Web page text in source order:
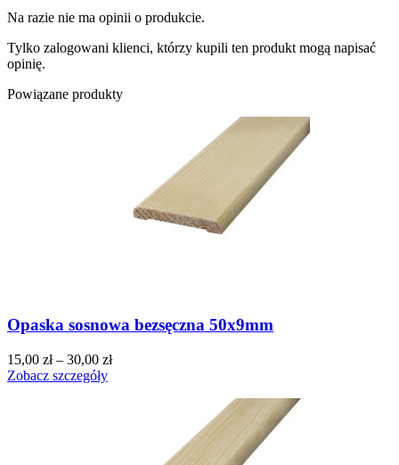
Na razie nie ma opinii o produkcie.
Tylko zalogowani klienci, którzy kupili ten produkt mogą napisać
opinię.
Powiązane produkty
Opaska sosnowa bezsęczna 50x9mm
15,00 zł– 30,00 zł
Zobacz szczegóły